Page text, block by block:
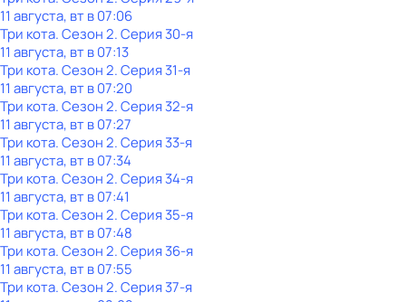
11 августа, вт в 07:06
Три кота. Сезон 2. Серия 30-я
11 августа, вт в 07:13
Три кота. Сезон 2. Серия 31-я
11 августа, вт в 07:20
Три кота. Сезон 2. Серия 32-я
11 августа, вт в 07:27
Три кота. Сезон 2. Серия 33-я
11 августа, вт в 07:34
Три кота. Сезон 2. Серия 34-я
11 августа, вт в 07:41
Три кота. Сезон 2. Серия 35-я
11 августа, вт в 07:48
Три кота. Сезон 2. Серия 36-я
11 августа, вт в 07:55
Три кота. Сезон 2. Серия 37-я